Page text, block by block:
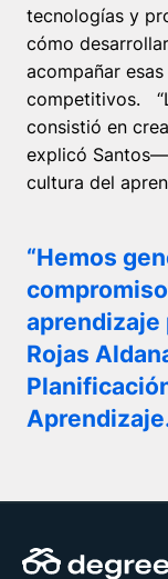
tecnologías y
cómo
acompañar
competitivos.
consistió en
explicó
cultura del
“Hemos
aprendizaje
Rojas